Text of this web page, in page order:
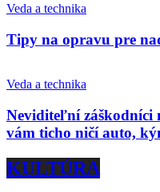
Veda a technika
Tipy na opravu pre
Veda a technika
Neviditeľní záškodníci
vám ticho ničí auto,
KULTÚRA